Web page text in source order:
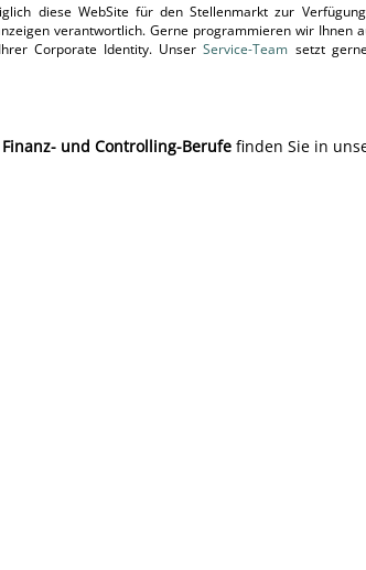
diese WebSite für den Stellenmarkt zur
verantwortlich. Gerne programmieren wir Ihnen
Corporate Identity. UnserService-Team setzt
und Controlling-Berufe finden Sie in